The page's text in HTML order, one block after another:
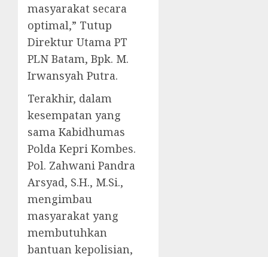
masyarakat secara
optimal,” Tutup
Direktur Utama PT
PLN Batam, Bpk. M.
Irwansyah Putra.
Terakhir, dalam
kesempatan yang
sama Kabidhumas
Polda Kepri Kombes.
Pol. Zahwani Pandra
Arsyad, S.H., M.Si.,
mengimbau
masyarakat yang
membutuhkan
bantuan kepolisian,